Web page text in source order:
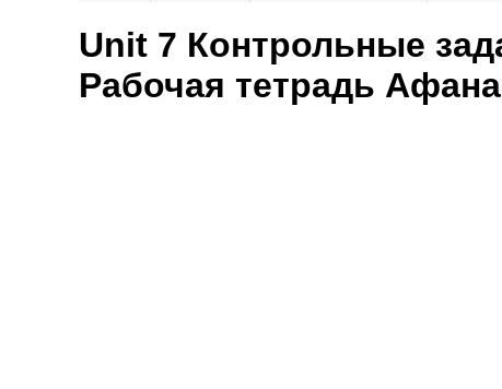
Unit 7 Контрольные
Рабочая тетрадь